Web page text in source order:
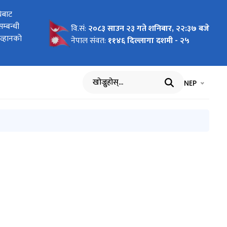
हुने
सूचना
हुने
वि.सं: २०८३ साउन २३ गते शनिबार, २२:३७ बजे
नेपाल संवत: ११४६ दिल्लागा दशमी - २५
खोज्नुहोस् भाषा चयन
NEP